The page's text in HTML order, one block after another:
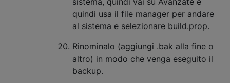
quindi usa il file manager per andare
al sistema e selezionare build.prop.
Rinominalo (aggiungi .bak alla fine o
altro) in modo che venga eseguito il
backup.